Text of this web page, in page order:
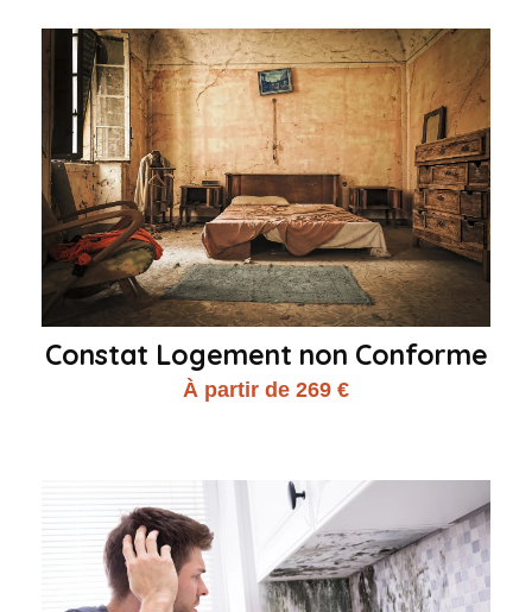
Constat Logement non Conforme
À partir de 269 €